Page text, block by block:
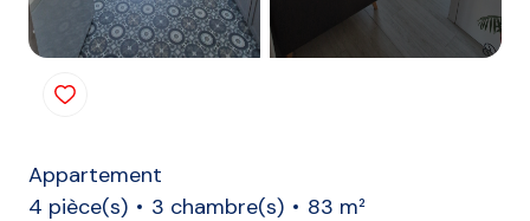
Appartement
4 pièce(s)
3 chambre(s)
83 m²